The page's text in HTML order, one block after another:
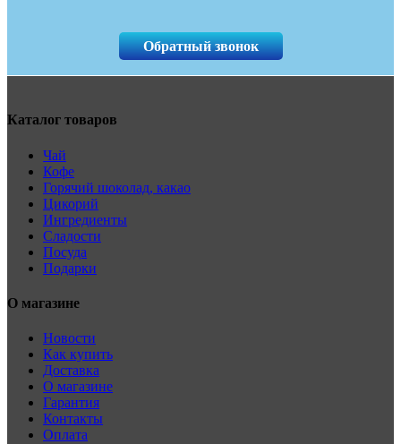
Обратный звонок
Каталог товаров
Чай
Кофе
Горячий шоколад, какао
Цикорий
Ингредиенты
Сладости
Посуда
Подарки
О магазине
Новости
Как купить
Доставка
О магазине
Гарантия
Контакты
Оплата